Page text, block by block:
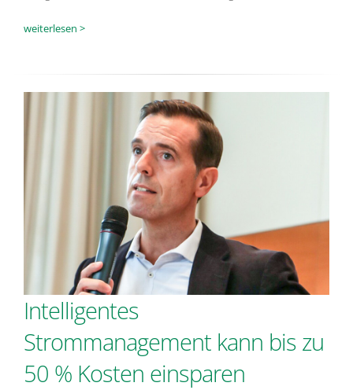
weiterlesen >
Intelligentes
Strommanagement kann bis zu
50 % Kosten einsparen